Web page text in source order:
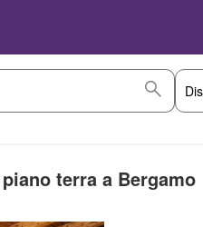
terra a Bergamo